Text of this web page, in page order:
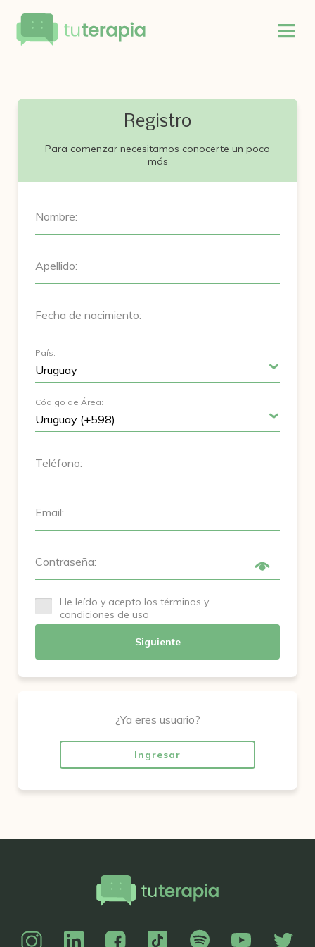
Registro
Para comenzar necesitamos conocerte un poco
más
Nombre:
Apellido:
Fecha de nacimiento:
País:
Código de Área:
Teléfono:
Email:
Contraseña:
He leído y acepto los términos y
condiciones de uso
Siguiente
¿Ya eres usuario?
Ingresar